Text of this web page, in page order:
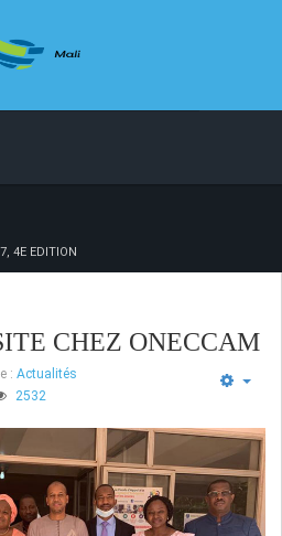
4E EDITION
CHEZ ONECCAM
: Actualités
2532